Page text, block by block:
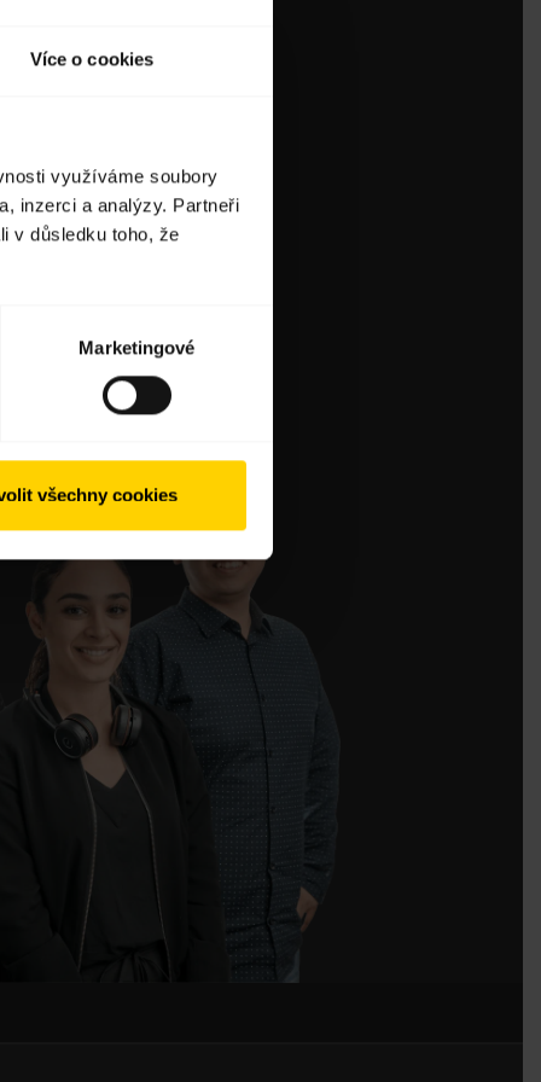
Více o cookies
využíváme soubory
inzerci a analýzy. Partneři
v důsledku toho, že
Marketingové
všechny cookies